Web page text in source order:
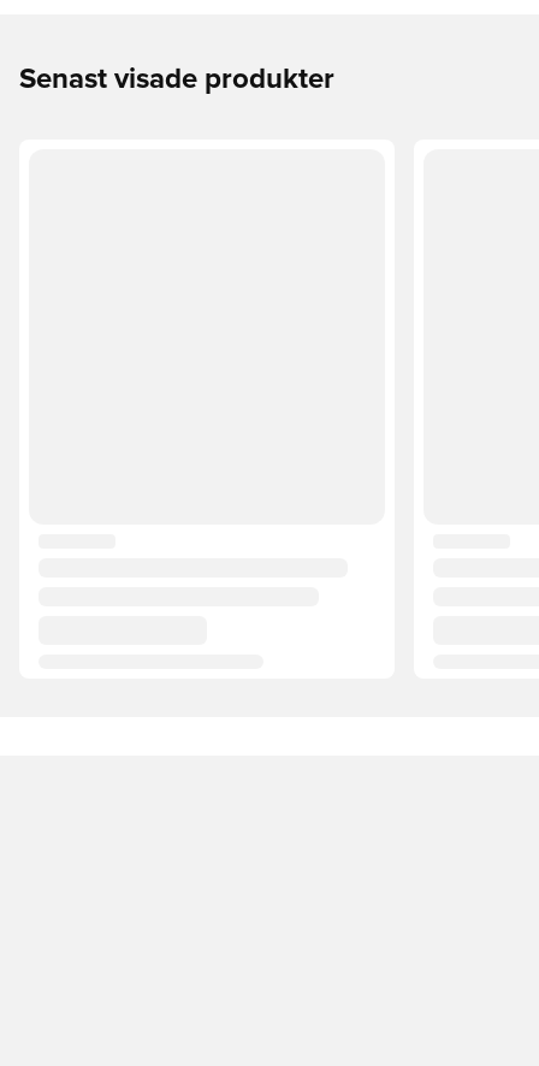
Senast visade produkter